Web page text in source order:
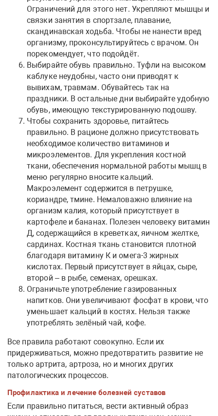
Ограничений для этого нет. Укрепляют мышцы и
связки занятия в спортзале, плавание,
скандинавская ходьба. Чтобы не нанести вред
организму, проконсультируйтесь с врачом. Он
порекомендует, что подойдёт.
Выбирайте обувь правильно. Туфли на высоком
каблуке неудобны, часто они приводят к
вывихам, травмам. Обувайтесь так на
праздники. В остальные дни выбирайте удобную
обувь, имеющую текстурированную подошву.
Чтобы сохранить здоровье, питайтесь
правильно. В рационе должно присутствовать
необходимое количество витаминов и
микроэлементов. Для укрепления костной
ткани, обеспечения нормальной работы мышц в
меню регулярно вносите кальций.
Макроэлемент содержится в петрушке,
кориандре, тмине. Немаловажно влияние на
организм калия, который присутствует в
картофеле и бананах. Полезен человеку витамин
Д, содержащийся в креветках, яичном желтке,
сардинах. Костная ткань становится плотной
благодаря витамину К и омега-3 жирных
кислотах. Первый присутствует в яйцах, сыре,
второй – в рыбе, семенах, орешках.
Ограничьте употребление газированных
напитков. Они увеличивают фосфат в крови, что
уменьшает кальций в костях. Нельзя также
употреблять зелёный чай, кофе.
Все правила работают совокупно. Если их
придерживаться, можно предотвратить развитие не
только артрита, артроза, но и многих других
патологических процессов.
Профилактика и лечение болезней суставов
Если правильно питаться, вести активный образ